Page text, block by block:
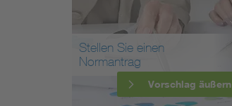
Stellen Sie einen
Normantrag
Vorschlag äußern